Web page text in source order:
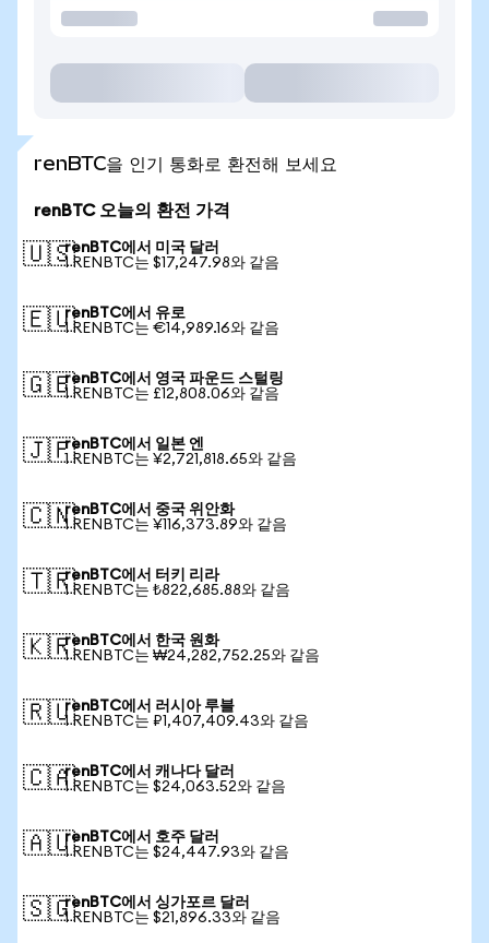
renBTC을 인기 통화로 환전해 보세요
renBTC 오늘의 환전 가격
🇺🇸renBTC에서 미국 달러
1 RENBTC는 $17,247.98와 같음
🇪🇺renBTC에서 유로
1 RENBTC는 €14,989.16와 같음
🇬🇧renBTC에서 영국 파운드 스털링
1 RENBTC는 £12,808.06와 같음
🇯🇵renBTC에서 일본 엔
1 RENBTC는 ¥2,721,818.65와 같음
🇨🇳renBTC에서 중국 위안화
1 RENBTC는 ¥116,373.89와 같음
🇹🇷renBTC에서 터키 리라
1 RENBTC는 ₺822,685.88와 같음
🇰🇷renBTC에서 한국 원화
1 RENBTC는 ₩24,282,752.25와 같음
🇷🇺renBTC에서 러시아 루블
1 RENBTC는 ₽1,407,409.43와 같음
🇨🇦renBTC에서 캐나다 달러
1 RENBTC는 $24,063.52와 같음
🇦🇺renBTC에서 호주 달러
1 RENBTC는 $24,447.93와 같음
🇸🇬renBTC에서 싱가포르 달러
1 RENBTC는 $21,896.33와 같음